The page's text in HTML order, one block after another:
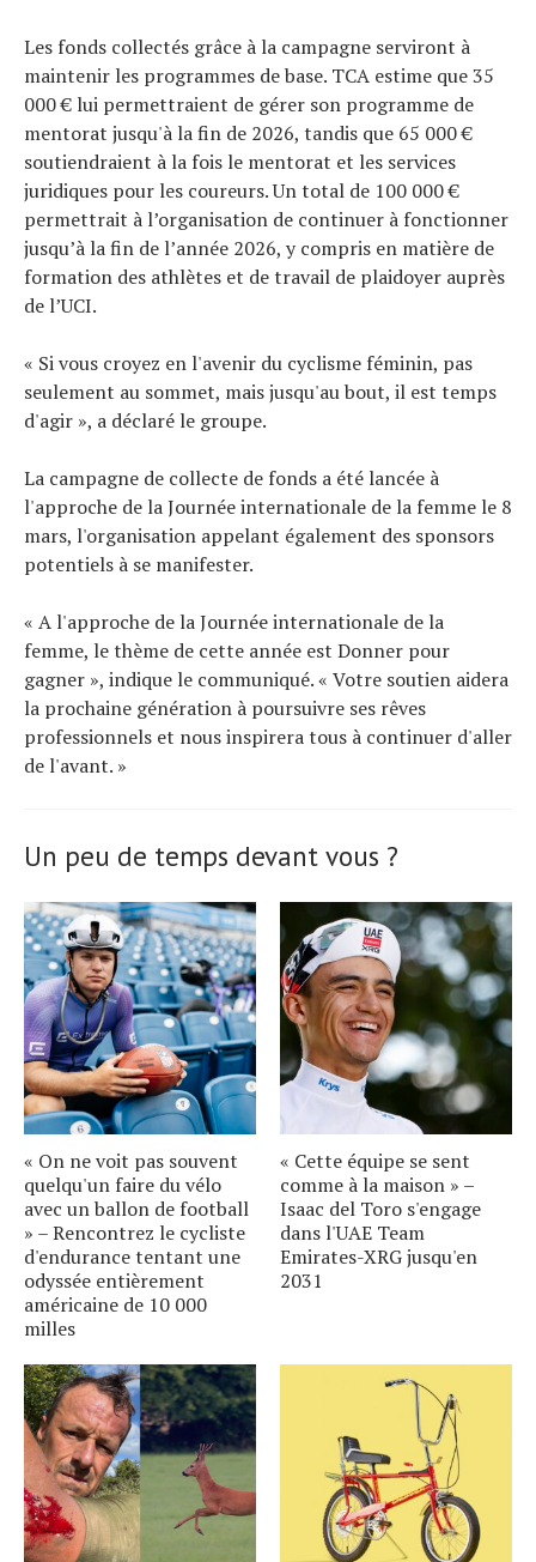
Les fonds collectés grâce à la campagne serviront à
maintenir les programmes de base. TCA estime que 35
000 € lui permettraient de gérer son programme de
mentorat jusqu'à la fin de 2026, tandis que 65 000 €
soutiendraient à la fois le mentorat et les services
juridiques pour les coureurs. Un total de 100 000 €
permettrait à l’organisation de continuer à fonctionner
jusqu’à la fin de l’année 2026, y compris en matière de
formation des athlètes et de travail de plaidoyer auprès
de l’UCI.
« Si vous croyez en l'avenir du cyclisme féminin, pas
seulement au sommet, mais jusqu'au bout, il est temps
d'agir », a déclaré le groupe.
La campagne de collecte de fonds a été lancée à
l'approche de la Journée internationale de la femme le 8
mars, l'organisation appelant également des sponsors
potentiels à se manifester.
« A l'approche de la Journée internationale de la
femme, le thème de cette année est Donner pour
gagner », indique le communiqué. « Votre soutien aidera
la prochaine génération à poursuivre ses rêves
professionnels et nous inspirera tous à continuer d'aller
de l'avant. »
Un peu de temps devant vous ?
« On ne voit pas souvent
quelqu'un faire du vélo
avec un ballon de football
» – Rencontrez le cycliste
d'endurance tentant une
odyssée entièrement
américaine de 10 000
milles
« Cette équipe se sent
comme à la maison » –
Isaac del Toro s'engage
dans l'UAE Team
Emirates-XRG jusqu'en
2031